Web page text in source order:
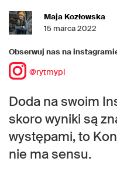
Maja Kozłowska
15 marca 2022
Obserwuj nas na
@rytmypl
Doda na swoim
skoro wyniki są
występami, to
nie ma sensu.